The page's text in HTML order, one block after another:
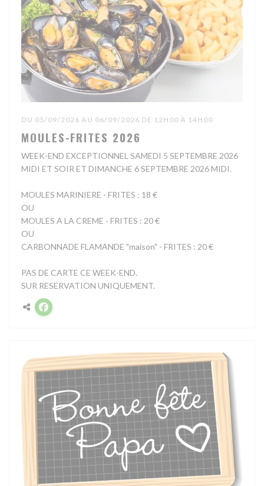
DU 05/09/2026 AU 06/09/2026 DE 12H00 À 14H00
MOULES-FRITES 2026
WEEK-END EXCEPTIONNEL SAMEDI 5 SEPTEMBRE 2026
MIDI ET SOIR ET DIMANCHE 6 SEPTEMBRE 2026 MIDI.
MOULES MARINIERE - FRITES : 18 €
OU
MOULES A LA CREME - FRITES : 20 €
OU
CARBONNADE FLAMANDE "maison" - FRITES : 20 €
PAS DE CARTE CE WEEK-END.
SUR RESERVATION UNIQUEMENT.
Facebook ((ouvre une nouvelle fenêtre))